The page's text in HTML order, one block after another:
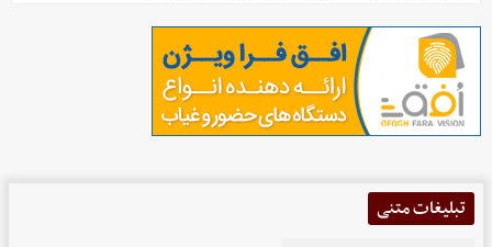
تبلیغات متنی